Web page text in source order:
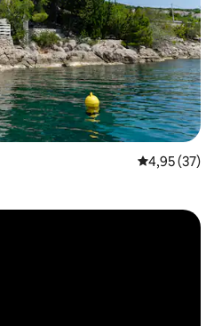
Gemiddelde
4,95 (37)